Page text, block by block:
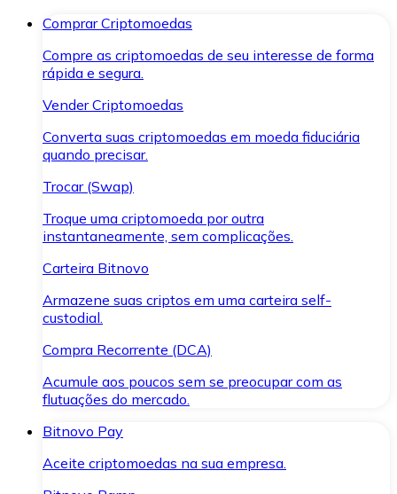
Comprar Criptomoedas
Compre as criptomoedas de seu interesse de forma
rápida e segura.
Vender Criptomoedas
Converta suas criptomoedas em moeda fiduciária
quando precisar.
Trocar (Swap)
Troque uma criptomoeda por outra
instantaneamente, sem complicações.
Carteira Bitnovo
Armazene suas criptos em uma carteira self-
custodial.
Compra Recorrente (DCA)
Acumule aos poucos sem se preocupar com as
flutuações do mercado.
Bitnovo Pay
Aceite criptomoedas na sua empresa.